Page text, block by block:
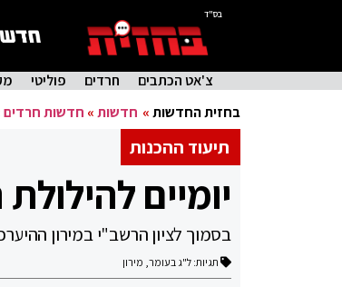
בס"ד
צ'אט הכתבים חרדים פוליטי
בחזית החדשות» חדשות» חדשות חרדים
תיעוד ההכנות
יומיים
בסמוך לציון הרשב"י במירון
תגיות: ל"ג בעומר, מירון